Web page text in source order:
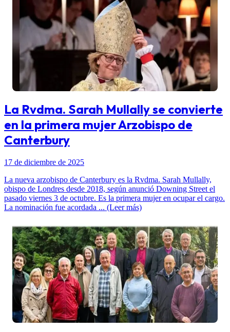
La Rvdma. Sarah Mullally se convierte
en la primera mujer Arzobispo de
Canterbury
17 de diciembre de 2025
La nueva arzobispo de Canterbury es la Rvdma. Sarah Mullally,
obispo de Londres desde 2018, según anunció Downing Street el
pasado viernes 3 de octubre. Es la primera mujer en ocupar el cargo.
La nominación fue acordada ... (Leer más)